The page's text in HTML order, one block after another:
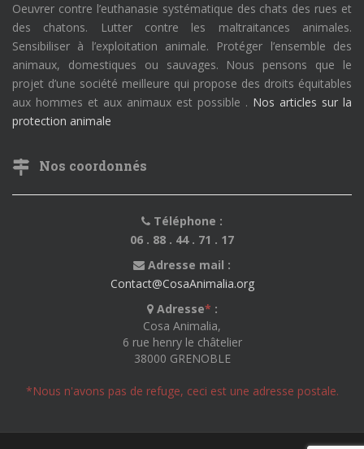
Oeuvrer contre l’euthanasie systématique des chats des rues et
des chatons. Lutter contre les maltraitances animales.
Sensibiliser à l’exploitation animale. Protéger l’ensemble des
animaux, domestiques ou sauvages. Nous pensons que le
projet d’une société meilleure qui propose des droits équitables
aux hommes et aux animaux est possible . Nos articles sur la
protection animale
Nos coordonnés
Téléphone :
06 . 88 . 44 . 71 . 17
Adresse mail :
Contact@CosaAnimalia.org
Adresse* :
Cosa Animalia,
6 rue henry le châtelier
38000 GRENOBLE
*Nous n'avons pas de refuge, ceci est une adresse postale.